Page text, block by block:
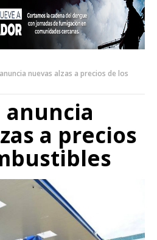
nuevas alzas a precios de los
anuncia
a precios